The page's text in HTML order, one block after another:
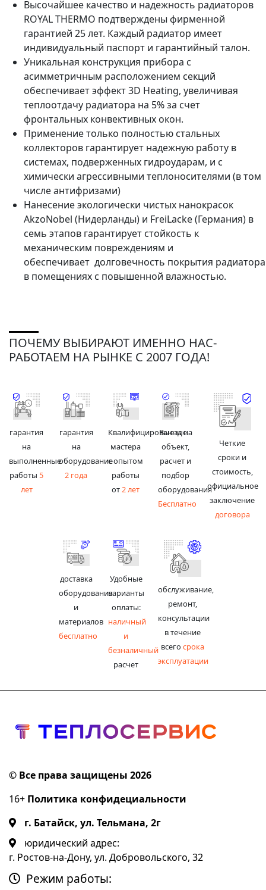
Высочайшее качество и надежность радиаторов
ROYAL THERMO подтверждены фирменной
гарантией 25 лет. Каждый радиатор имеет
индивидуальный паспорт и гарантийный талон.
Уникальная конструкция прибора с
асимметричным расположением секций
обеспечивает эффект 3D Heating, увеличивая
теплоотдачу радиатора на 5% за счет
фронтальных конвективных окон.
Применение только полностью стальных
коллекторов гарантирует надежную работу в
системах, подверженных гидроударам, и с
химически агрессивными теплоносителями (в том
числе антифризами)
Нанесение экологически чистых нанокрасок
AkzoNobel (Нидерланды) и FreiLacke (Германия) в
семь этапов гарантирует стойкость к
механическим повреждениям и
обеспечивает долговечность покрытия радиатора
в помещениях с повышенной влажностью.
ПОЧЕМУ ВЫБИРАЮТ ИМЕННО НАС-
РАБОТАЕМ НА РЫНКЕ С 2007 ГОДА!
гарантия
на
выполненные
работы 5
лет
гарантия
на
оборудование
2 года
Квалифицированные
мастера
с опытом
работы
от2 лет
Выезд на
объект,
расчет и
подбор
оборудования
Бесплатно
Четкие
сроки и
стоимость,
официальное
заключение
договора
доставка
оборудования
и
материалов
бесплатно
Удобные
варианты
оплаты:
наличный
и
безналичный
расчет
обслуживание,
ремонт,
консультации
в течение
всегосрока
эксплуатации
© Все права защищены 2026
16+ Политика конфидециальности
г. Батайск, ул. Тельмана, 2г
юридический адрес:
г. Ростов-на-Дону, ул. Добровольского, 32
Режим работы: